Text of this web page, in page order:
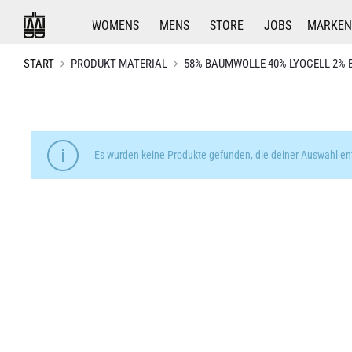
WOMENS MENS STORE JOBS MARKEN
START PRODUKT MATERIAL 58% BAUMWOLLE 40% LYOCELL 2%
Es wurden keine Produkte gefunden, die deiner Auswahl